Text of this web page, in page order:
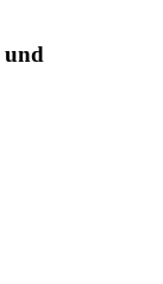
und